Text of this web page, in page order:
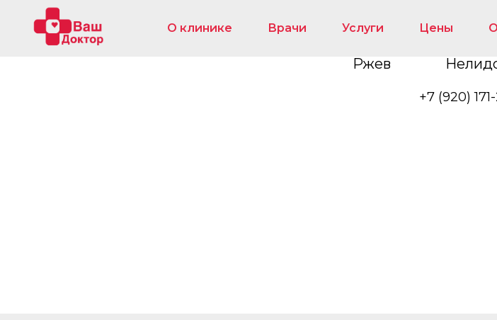
О клинике Врачи Услуги Цены
Ржев
+7 (920)